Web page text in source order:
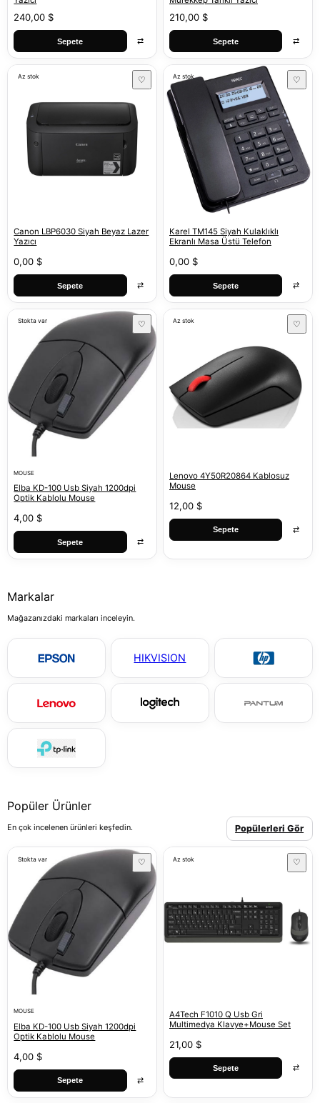
240,00 $
Sepete ⇄
210,00 $
Sepete ⇄
Az stok ♡
Canon LBP6030 Siyah Beyaz Lazer
Yazıcı
0,00 $
Sepete ⇄
Az stok ♡
Karel TM145 Siyah Kulaklıklı
Ekranlı Masa Üstü Telefon
0,00 $
Sepete ⇄
Stokta var ♡
MOUSE
Elba KD-100 Usb Siyah 1200dpi
Optik Kablolu Mouse
4,00 $
Sepete ⇄
Az stok ♡
Lenovo 4Y50R20864 Kablosuz
Mouse
12,00 $
Sepete ⇄
Markalar
Mağazanızdaki markaları inceleyin.
HIKVISION
Popüler Ürünler
En çok incelenen ürünleri keşfedin. Popülerleri Gör
Stokta var ♡
MOUSE
Elba KD-100 Usb Siyah 1200dpi
Optik Kablolu Mouse
4,00 $
Sepete ⇄
Az stok ♡
A4Tech F1010 Q Usb Gri
Multimedya Klavye+Mouse Set
21,00 $
Sepete ⇄